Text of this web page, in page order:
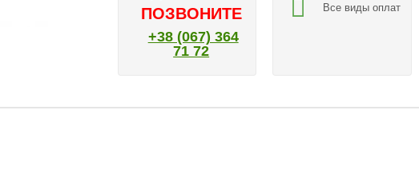
ПОЗВОНИТЕ
+38 (067) 364
71 72
Все виды оплат